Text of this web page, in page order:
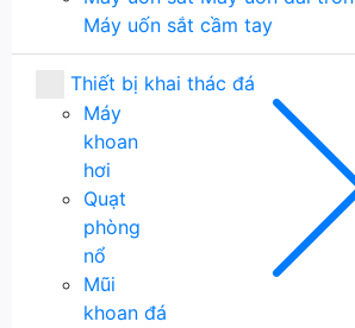
Máy uốn sắt cầm tay
Thiết bị khai thác đá
Máy
khoan
hơi
Quạt
phòng
nổ
Mũi
khoan đá